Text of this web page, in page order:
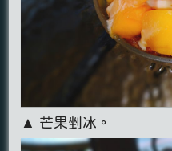
▲ 芒果剉冰。